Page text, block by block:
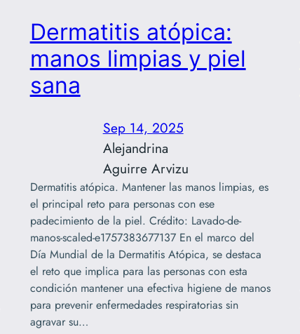
Dermatitis atópica:
manos limpias y piel
sana
Sep 14, 2025
Alejandrina
Aguirre Arvizu
Dermatitis atópica. Mantener las manos limpias, es
el principal reto para personas con ese
padecimiento de la piel. Crédito: Lavado-de-
manos-scaled-e1757383677137 En el marco del
Día Mundial de la Dermatitis Atópica, se destaca
el reto que implica para las personas con esta
condición mantener una efectiva higiene de manos
para prevenir enfermedades respiratorias sin
agravar su…